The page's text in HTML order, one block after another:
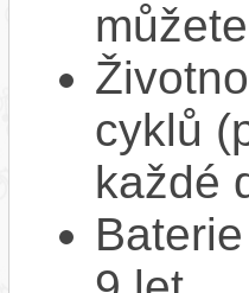
cyklů
každé